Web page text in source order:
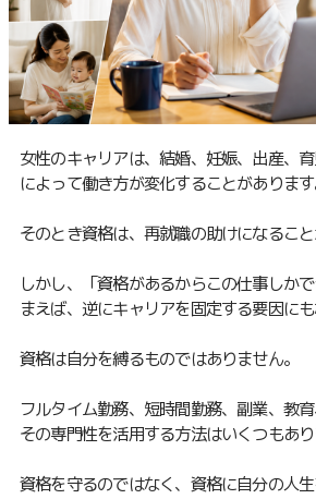
女性のキャリアは、結婚、妊娠、出産、
によって働き方が変化することがあります
そのとき資格は、再就職の助けになること
しかし、「資格があるからこの仕事しか
まえば、逆にキャリアを固定する要因にも
資格は自分を縛るものではありません。
フルタイム勤務、短時間勤務、副業、教育
その専門性を活用する方法はいくつもあり
資格を守るのではなく、資格に自分の人生